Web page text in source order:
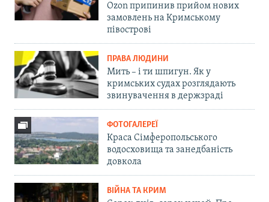
Ozon припинив прийом нових
замовлень на Кримському
півострові
ПРАВА ЛЮДИНИ
Мить – і ти шпигун. Як у
кримських судах розглядають
звинувачення в держзраді
ФОТОГАЛЕРЕЇ
Краса Сімферопольського
водосховища та занедбаність
довкола
ВІЙНА ТА КРИМ